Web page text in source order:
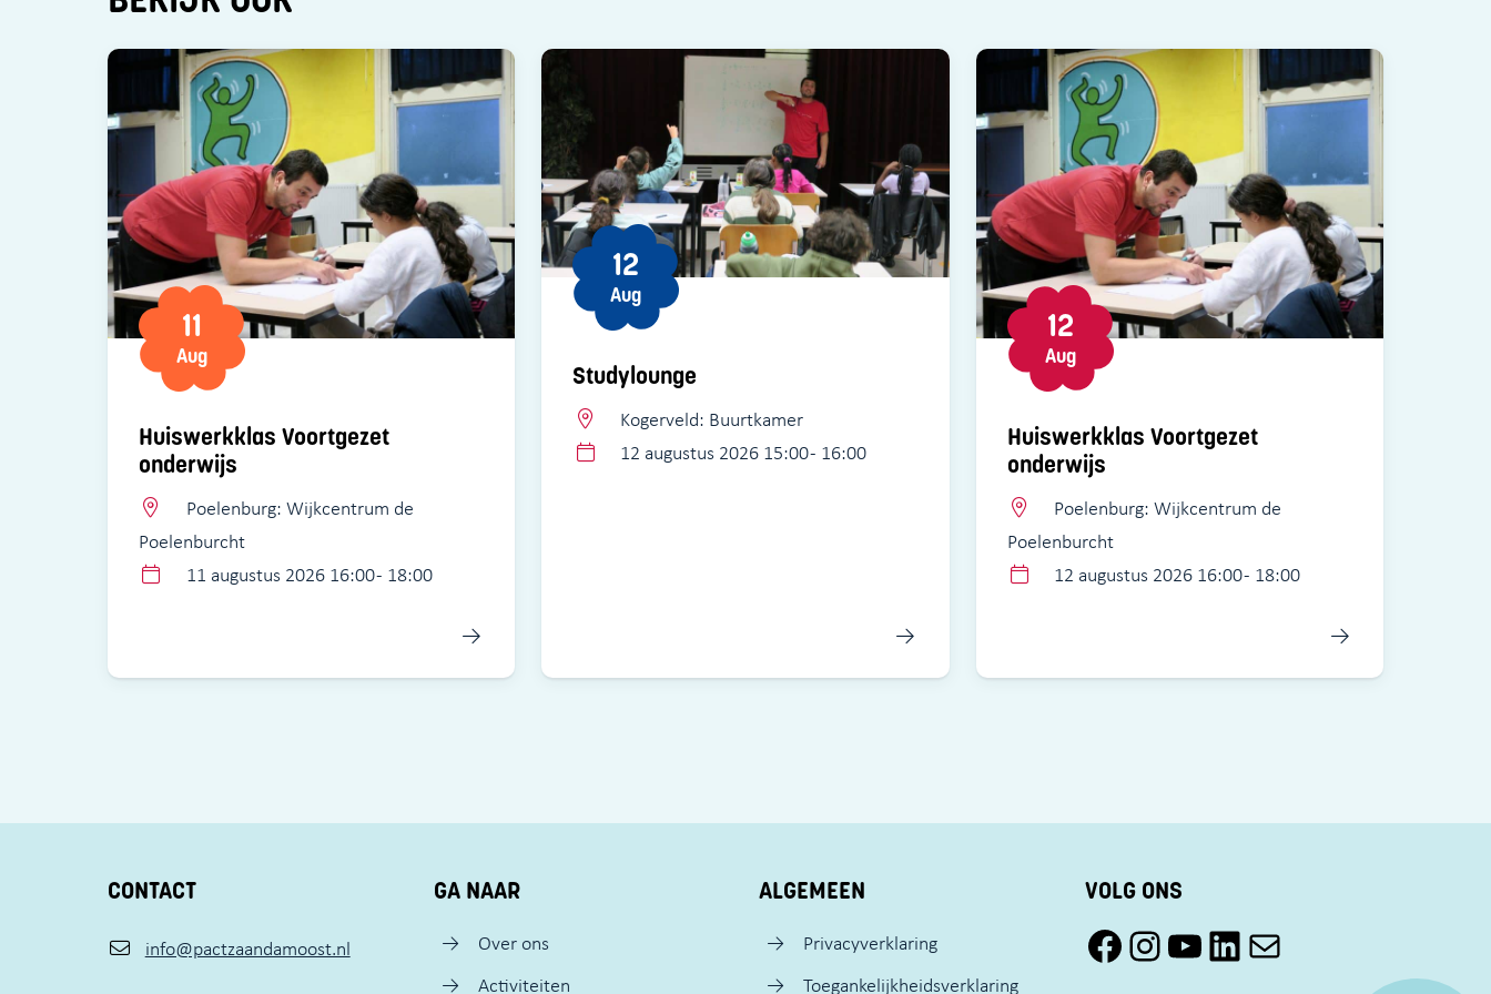
Huiswerkklas Voortgezet
onderwijs
11
Aug
Poelenburg: Wijkcentrum de
Poelenburcht
11 augustus 2026 16:00 - 18:00
Studylounge
12
Aug
Kogerveld: Buurtkamer
12 augustus 2026 15:00 - 16:00
Huiswerkklas Voortgezet
onderwijs
12
Aug
Poelenburg: Wijkcentrum de
Poelenburcht
12 augustus 2026 16:00 - 18:00
CONTACT
info@pactzaandamoost.nl
GA NAAR
Over ons
Activiteiten
ALGEMEEN
Privacyverklaring
Toegankelijkheidsverklaring
VOLG ONS
Facebook Pact Zaandam OostInstagram Pact Zaandam OostYouTube Pact Zaandam OostLinkedIn
Mail